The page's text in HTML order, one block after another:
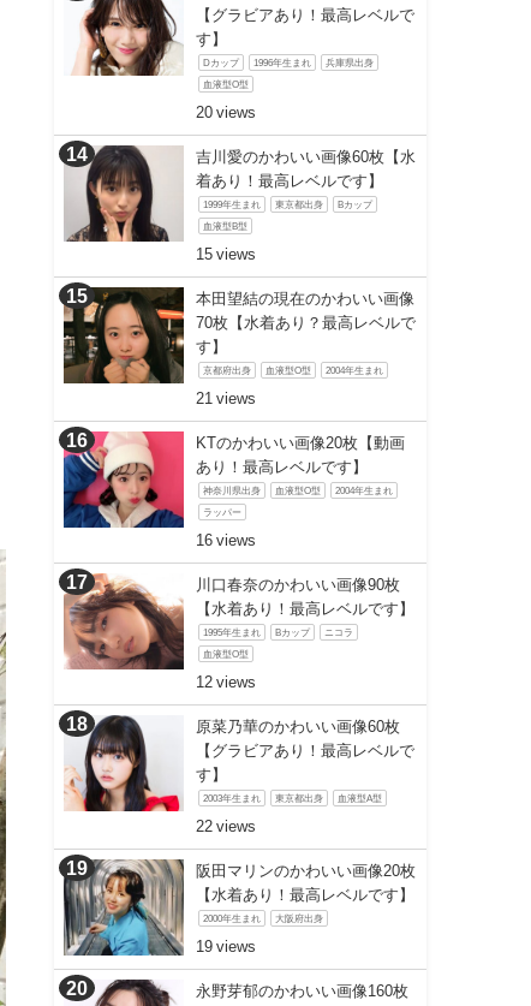
【グラビアあり！最高レベルで
す】
Dカップ 1996年生まれ 兵庫県出身
血液型O型
20
吉川愛のかわいい画像60枚【水
着あり！最高レベルです】
1999年生まれ 東京都出身 Bカップ
血液型B型
15
本田望結の現在のかわいい画像
70枚【水着あり？最高レベルで
す】
京都府出身 血液型O型 2004年生まれ
21
KTのかわいい画像20枚【動画
あり！最高レベルです】
神奈川県出身 血液型O型 2004年生まれ
ラッパー
16
川口春奈のかわいい画像90枚
【水着あり！最高レベルです】
1995年生まれ Bカップ ニコラ
血液型O型
12
原菜乃華のかわいい画像60枚
【グラビアあり！最高レベルで
す】
2003年生まれ 東京都出身 血液型A型
22
阪田マリンのかわいい画像20枚
【水着あり！最高レベルです】
2000年生まれ 大阪府出身
19
永野芽郁のかわいい画像160枚